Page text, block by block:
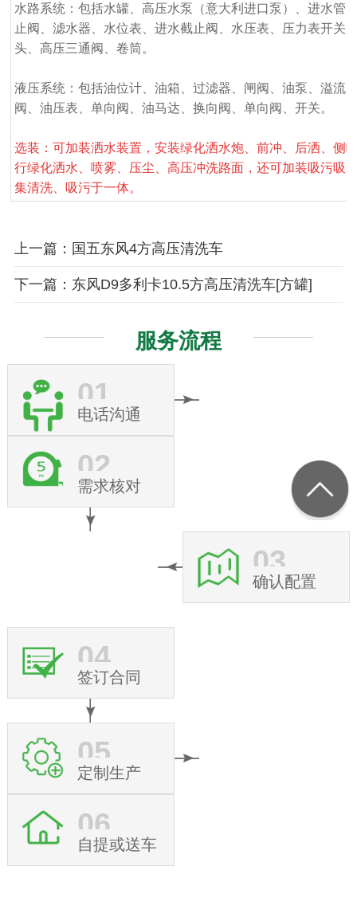
水路系统：包括水罐、高压水泵（意大利进口泵）、进水管
止阀、滤水器、水位表、进水截止阀、水压表、压力表开关
头、高压三通阀、卷筒。
液压系统：包括油位计、油箱、过滤器、闸阀、油泵、溢流
阀、油压表、单向阀、油马达、换向阀、单向阀、开关。
选装：可加装洒水装置，安装绿化洒水炮、前冲、后洒、侧
行绿化洒水、喷雾、压尘、高压冲洗路面，还可加装吸污吸
集清洗、吸污于一体。
上一篇：国五东风4方高压清洗车
下一篇：东风D9多利卡10.5方高压清洗车[方罐]
服务流程
01
电话沟通
02
需求核对
03
确认配置
04
签订合同
05
定制生产
06
自提或送车